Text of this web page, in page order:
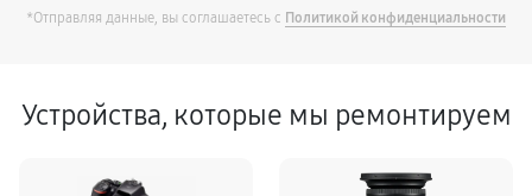
*Отправляя данные, вы соглашаетесь с Политикой конфиденциальности
Устройства, которые мы ремонтируем